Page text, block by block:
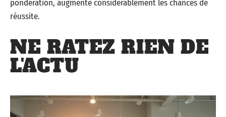
pondération, augmente considérablement les chances de
réussite.
NE RATEZ RIEN DE
L'ACTU